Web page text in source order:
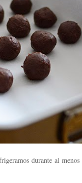
durante al menos